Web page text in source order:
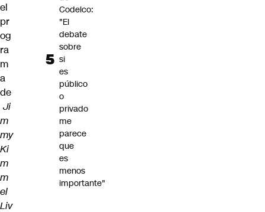
el
pr
og
ra
m
a
de
Ji
m
my
Ki
m
m
el
Liv
Codelco:
"El
debate
sobre
si
es
público
o
privado
me
parece
que
es
menos
importante"